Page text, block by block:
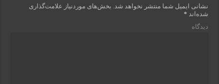
نشانی ایمیل شما منتشر نخواهد شد. بخش‌های موردنیاز علامت‌گذاری
شده‌اند *
دیدگاه